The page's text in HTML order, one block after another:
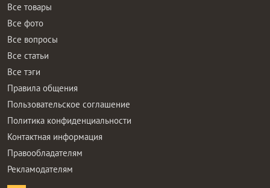
Все товары
Все фото
Все вопросы
Все статьи
Все тэги
Правила общения
Пользовательское соглашение
Политика конфиденциальности
Контактная информация
Правообладателям
Рекламодателям